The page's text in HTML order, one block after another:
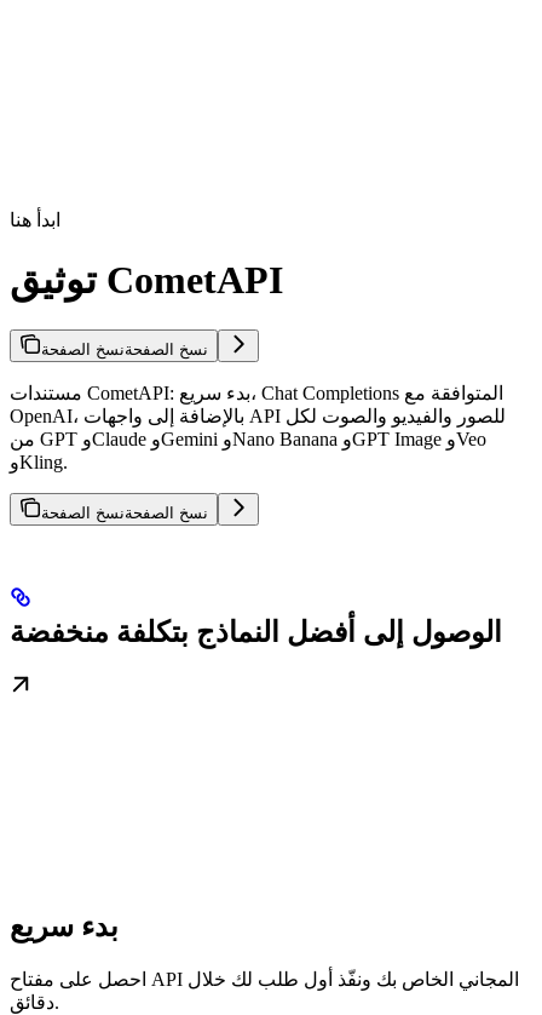
ابدأ هنا
توثيق CometAPI
نسخ الصفحةنسخ الصفحة
مستندات CometAPI: بدء سريع، Chat Completions المتوافقة مع
OpenAI، بالإضافة إلى واجهات API للصور والفيديو والصوت لكل
من GPT وClaude وGemini وNano Banana وGPT Image وVeo
وKling.
نسخ الصفحةنسخ الصفحة
الوصول إلى أفضل النماذج بتكلفة منخفضة
بدء سريع
احصل على مفتاح API المجاني الخاص بك ونفّذ أول طلب لك خلال
دقائق.